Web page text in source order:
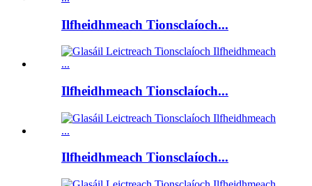
Ilfheidhmeach Tionsclaíoch...
Ilfheidhmeach Tionsclaíoch...
Ilfheidhmeach Tionsclaíoch...